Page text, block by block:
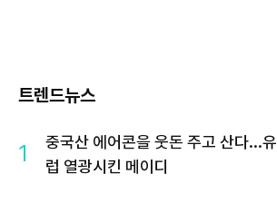
트렌드뉴스
1
중국산 에어콘을 웃돈 주고 산다...유
럽 열광시킨 메이디